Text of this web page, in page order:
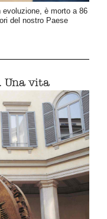
è morto a 86
del nostro Paese
Una vita